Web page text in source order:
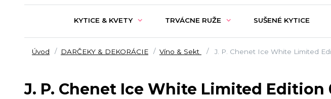
KYTICE & KVETY TRVÁCNE RUŽE SUŠENÉ KYTICE
Úvod DARČEKY & DEKORÁCIE Víno & Sekt J. P. Chenet Ice White Limited
J. P. Chenet Ice White Limited Edition